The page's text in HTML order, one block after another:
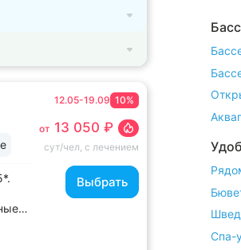
12.05-19.09 10%
от 13 050 ₽
сут/чел, с лечением
Выбрать
Спа-